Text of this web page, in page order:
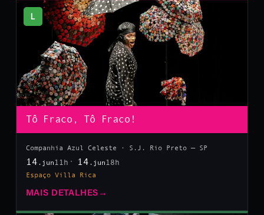
L
Tô Fraco, Tô Fraco!
Companhia Azul Celeste · S.J. Rio Preto — SP
14 .jun 11h 14 .jun 18h
Espaço Villa Rica
MAIS DETALHES →